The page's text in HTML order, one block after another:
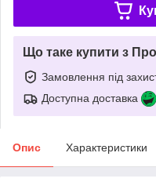
Що таке купити з
Замовлення під
Доступна доставка
Опис Характеристики